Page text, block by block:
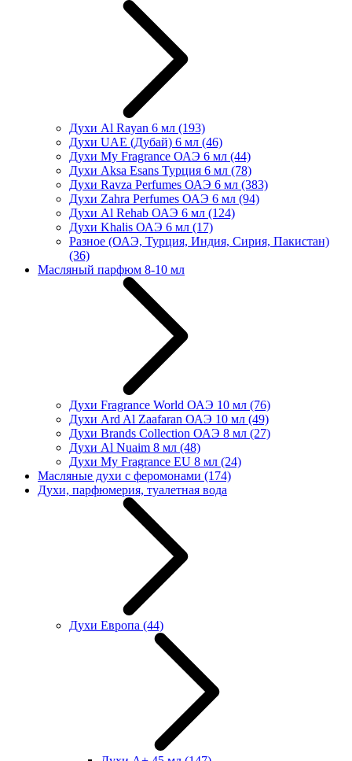
Духи Al Rayan 6 мл (193)
Духи UAE (Дубай) 6 мл (46)
Духи My Fragrance ОАЭ 6 мл (44)
Духи Aksa Esans Турция 6 мл (78)
Духи Ravza Perfumes ОАЭ 6 мл (383)
Духи Zahra Perfumes ОАЭ 6 мл (94)
Духи Al Rehab ОАЭ 6 мл (124)
Духи Khalis ОАЭ 6 мл (17)
Разное (ОАЭ, Турция, Индия, Сирия, Пакистан)
(36)
Масляный парфюм 8-10 мл
Духи Fragrance World ОАЭ 10 мл (76)
Духи Ard Al Zaafaran ОАЭ 10 мл (49)
Духи Brands Collection ОАЭ 8 мл (27)
Духи Al Nuaim 8 мл (48)
Духи My Fragrance EU 8 мл (24)
Масляные духи с феромонами (174)
Духи, парфюмерия, туалетная вода
Духи Европа (44)